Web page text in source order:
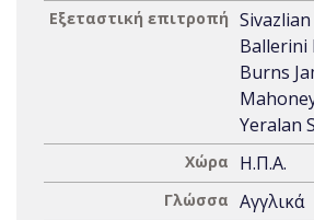
Εξεταστική επιτροπή
Ballerini
Burns
Yeralan
Χώρα Η.Π.Α.
Γλώσσα Αγγλικά